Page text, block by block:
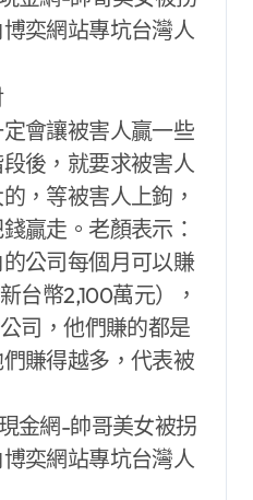
會讓被害人贏一些
後，就要求被害人
，等被害人上鉤，
贏走。老顏表示：
的公司每個月可以賺
台幣2,100萬元），
司，他們賺的都是
賺得越多，代表被